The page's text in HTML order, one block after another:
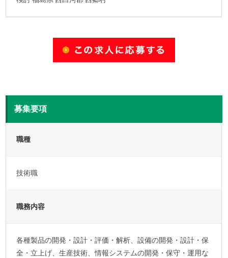
募集要項
職種
技術職
職務内容
各種製品の開発・設計・評価・解析、設備の開発・設計・保
全・立上げ、生産技術、情報システムの開発・保守・運用な